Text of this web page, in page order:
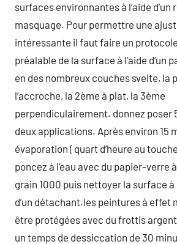
surfaces environnantes à l’aide d’un
masquage. Pour permettre une
intéressante il faut faire un
préalable de la surface à l’aide d’un
en des nombreux couches svelte, la
l’accroche, la 2ème à plat, la 3ème
perpendiculairement. donnez poser
deux applications. Après environ 15
évaporation ( quart d’heure au
poncez à l’eau avec du papier-verre
grain 1000 puis nettoyer la surface à
d’un détachant.les peintures à effet
être protégées avec du frottis
un temps de dessiccation de 30